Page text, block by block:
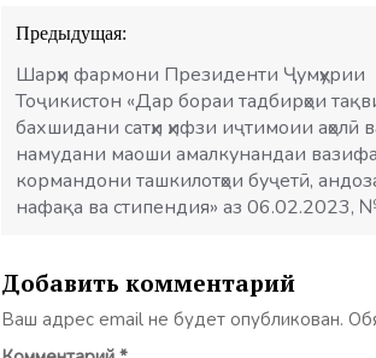
Навигация
по
записям
Предыдущая:
Шарҳи фармони Президенти Ҷумҳурии
Тоҷикистон «Дар бораи тадбирҳои
бахшидани сатҳи ҳифзи иҷтимоии аҳолӣ
намудани маоши амалкунандаи
кормандони ташкилотҳои буҷетӣ,
нафақа ва стипендия» аз 06.02.2023,
Добавить комментарий
Ваш адрес email не будет опубликован.